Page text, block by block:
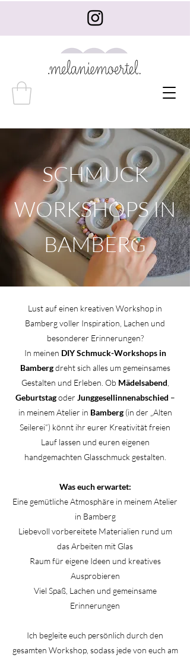
SCHMUCK
WORKSHOPS IN
BAMBERG
Lust auf einen kreativen Workshop in
Bamberg voller Inspiration, Lachen und
besonderer Erinnerungen?
In meinen DIY Schmuck-Workshops in
Bambergdreht sich alles um gemeinsames
Gestalten und Erleben. Ob Mädelsabend
Geburtstagoder Junggesellinnenabschied –
in meinem Atelier in Bamberg(in der „Alten
Seilerei“) könnt ihr eurer Kreativität freien
Lauf lassen und euren eigenen
handgemachten Glasschmuck gestalten.
Was euch erwartet:
Eine gemütliche Atmosphäre in meinem Atelier
in Bamberg
Liebevoll vorbereitete Materialien rund um
das Arbeiten mit Glas
Raum für eigene Ideen und kreatives
Ausprobieren
Viel Spaß, Lachen und gemeinsame
Erinnerungen
Ich begleite euch persönlich durch den
gesamten Workshop, sodass jede von euch am